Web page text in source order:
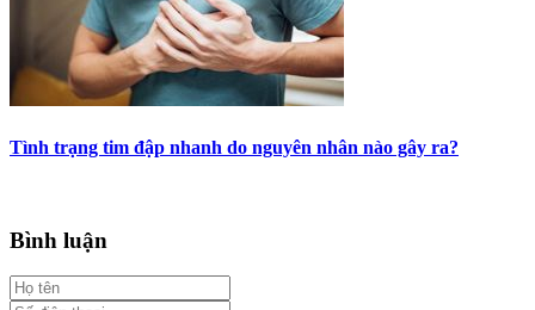
Tình trạng tim đập nhanh do nguyên nhân nào gây ra?
Bình luận